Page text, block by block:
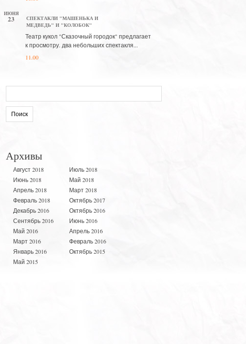
ИЮНЯ
23
СПЕКТАКЛИ "МАШЕНЬКА И
МЕДВЕДЬ" И "КОЛОБОК"
Театр кукол "Сказочный городок" предлагает
к просмотру. два небольших спектакля...
11.00
Архивы
Август 2018
Июль 2018
Июнь 2018
Май 2018
Апрель 2018
Март 2018
Февраль 2018
Октябрь 2017
Декабрь 2016
Октябрь 2016
Сентябрь 2016
Июнь 2016
Май 2016
Апрель 2016
Март 2016
Февраль 2016
Январь 2016
Октябрь 2015
Май 2015